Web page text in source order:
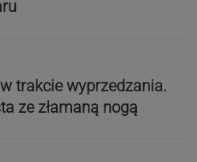
trakcie wyprzedzania.
ze złamaną nogą